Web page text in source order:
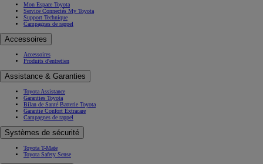
Mon Espace Toyota
Service Connectés My Toyota
Support Technique
Campagnes de rappel
Accessoires
Accessoires
Produits d'entretien
Assistance & Garanties
Toyota Assistance
Garanties Toyota
Bilan de Santé Batterie Toyota
Garantie Confort Extracare
Campagnes de rappel
Systèmes de sécurité
Toyota T-Mate
Toyota Safety Sense